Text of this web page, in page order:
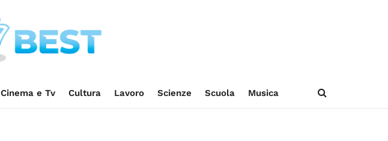
Cinema e Tv Cultura Lavoro Scienze Scuola Musica